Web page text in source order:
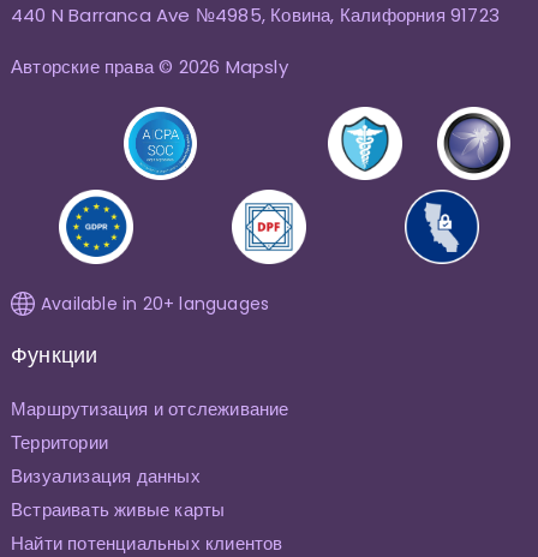
440 N Barranca Ave №4985, Ковина, Калифорния 91723
Авторские права © 2026 Mapsly
Available in 20+ languages
Функции
Маршрутизация и отслеживание
Территории
Визуализация данных
Встраивать живые карты
Найти потенциальных клиентов